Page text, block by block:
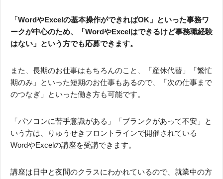
「WordやExcelの基本操作ができればOK」といった事務ワ
ークが中心のため、「WordやExcelはできるけど事務職経験
はない」という方でも応募できます。
また、長期のお仕事はもちろんのこと、「産休代替」「繁忙
期のみ」といった短期のお仕事もあるので、「次の仕事まで
のつなぎ」といった働き方も可能です。
「パソコンに苦手意識がある」「ブランクがあって不安」と
いう方は、りゅうせきフロントラインで開催されている
WordやExcelの講座を受講できます。
講座は日中と夜間のクラスにわかれているので、就業中の方